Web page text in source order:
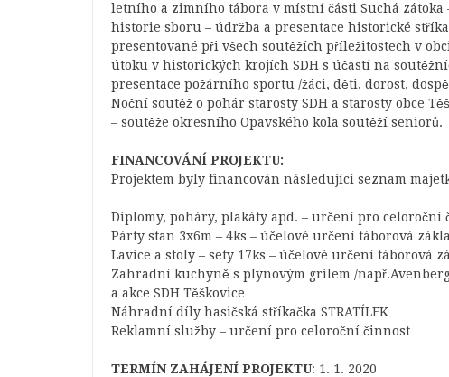
letního a zimního tábora v místní části Suchá
historie sboru – údržba a presentace historické
presentované při všech soutěžích příležitostech v
útoku v historických krojích SDH s účastí na
presentace požárního sportu /žáci, děti, dorost,
Noční soutěž o pohár starosty SDH a starosty obce
– soutěže okresního Opavského kola soutěží seniorů.
FINANCOVÁNÍ PROJEKTU:
Projektem byly financován následující seznam
Diplomy, poháry, plakáty apd. – určení pro celoroční
Párty stan 3x6m – 4ks – účelové určení táborová
Lavice a stoly – sety 17ks – účelové určení táborová
Zahradní kuchyně s plynovým grilem /
a akce SDH Těškovice
Náhradní díly hasičská stříkačka STRATÍLEK
Reklamní služby – určení pro celoroční činnost
TERMÍN ZAHÁJENÍ PROJEKTU: 1. 1. 2020